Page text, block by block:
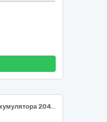
Зарядна станція (з ємністю акумулятора 2048 Вт·год, номінальною потужністю 2400 Вт)